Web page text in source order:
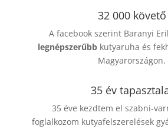
32 000 követő
A facebook szerint Baranyi
legnépszerűbb kutyaruha és
Magyarországon.
35 év
35 éve kezdtem el szabni-
foglalkozom kutyafelszerelések